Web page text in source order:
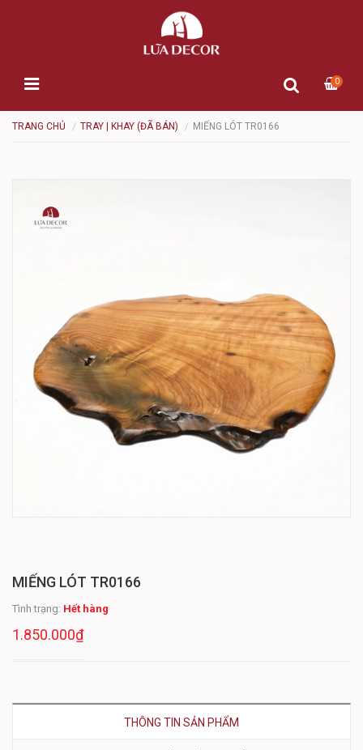
0
TRANG CHỦ TRAY | KHAY (ĐÃ BÁN) MIẾNG LÓT TR0166
MIẾNG LÓT TR0166
Tình trạng: Hết hàng
1.850.000₫
THÔNG TIN SẢN PHẨM